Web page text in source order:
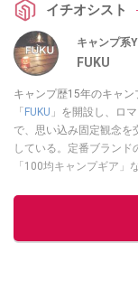
イチオシスト
キャンプ系
FUKU
キャンプ歴15年のキャ
「 FUKU 」を開設し、ロ
で、思い込み固定観念を
している。定番ブランド
「100均キャンプギア」